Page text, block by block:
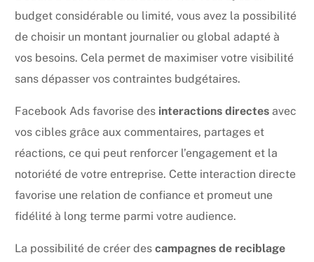
budget considérable ou limité, vous avez la possibilité
de choisir un montant journalier ou global adapté à
vos besoins. Cela permet de maximiser votre visibilité
sans dépasser vos contraintes budgétaires.
Facebook Ads favorise des interactions directes avec
vos cibles grâce aux commentaires, partages et
réactions, ce qui peut renforcer l’engagement et la
notoriété de votre entreprise. Cette interaction directe
favorise une relation de confiance et promeut une
fidélité à long terme parmi votre audience.
La possibilité de créer descampagnes de reciblage